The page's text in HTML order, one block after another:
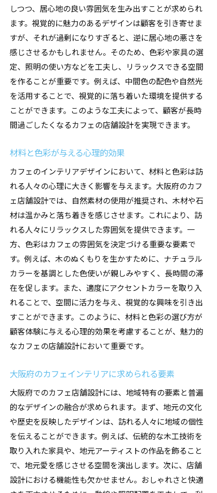
しつつ、居心地の良い雰囲気を生み出すことが求められ
ます。視覚的に魅力のあるデザインは顧客を引き寄せま
すが、それが過剰になりすぎると、逆に居心地の悪さを
感じさせるかもしれません。そのため、色彩や家具の選
定、照明の使い方などを工夫し、リラックスできる空間
を作ることが重要です。例えば、中間色の配色や自然光
を活用することで、視覚的に落ち着いた環境を提供する
ことができます。このような工夫によって、顧客が長時
間過ごしたくなるカフェの店舗設計を実現できます。
材料と色彩が与える心理的効果
カフェのインテリアデザインにおいて、材料と色彩は訪
れる人々の心理に大きく影響を与えます。大阪府のカフ
ェ店舗設計では、自然素材の使用が推奨され、木材や石
材は温かみと落ち着きを感じさせます。これにより、訪
れる人々にリラックスした雰囲気を提供できます。一
方、色彩はカフェの雰囲気を決定づける重要な要素で
す。例えば、木のぬくもりを生かすために、ナチュラル
カラーを基調とした色使いが親しみやすく、長時間の滞
在を促します。また、適度にアクセントカラーを取り入
れることで、空間に活力を与え、視覚的な興味を引き出
すことができます。このように、材料と色彩の選び方が
顧客体験に与える心理的効果を考慮することが、魅力的
なカフェの店舗設計において重要です。
大阪府のカフェインテリアに求められる要素
大阪府でのカフェ店舗設計には、地域特有の要素と普遍
的なデザインの融合が求められます。まず、地元の文化
や歴史を反映したデザインは、訪れる人々に地域の個性
を伝えることができます。例えば、伝統的な木工技術を
取り入れた家具や、地元アーティストの作品を飾ること
で、地元愛を感じさせる空間を演出します。次に、店舗
設計における機能性も欠かせません。おしゃれさと快適